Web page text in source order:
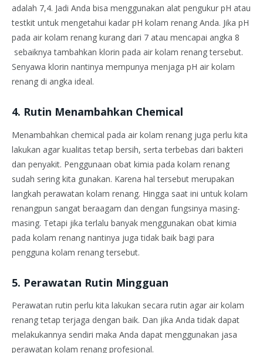
adalah 7,4. Jadi Anda bisa menggunakan alat pengukur pH atau
testkit untuk mengetahui kadar pH kolam renang Anda. Jika pH
pada air kolam renang kurang dari 7 atau mencapai angka 8
sebaiknya tambahkan klorin pada air kolam renang tersebut.
Senyawa klorin nantinya mempunya menjaga pH air kolam
renang di angka ideal.
4. Rutin Menambahkan Chemical
Menambahkan chemical pada air kolam renang juga perlu kita
lakukan agar kualitas tetap bersih, serta terbebas dari bakteri
dan penyakit. Penggunaan obat kimia pada kolam renang
sudah sering kita gunakan. Karena hal tersebut merupakan
langkah perawatan kolam renang. Hingga saat ini untuk kolam
renangpun sangat beraagam dan dengan fungsinya masing-
masing. Tetapi jika terlalu banyak menggunakan obat kimia
pada kolam renang nantinya juga tidak baik bagi para
pengguna kolam renang tersebut.
5. Perawatan Rutin Mingguan
Perawatan rutin perlu kita lakukan secara rutin agar air kolam
renang tetap terjaga dengan baik. Dan jika Anda tidak dapat
melakukannya sendiri maka Anda dapat menggunakan jasa
perawatan kolam renang profesional.